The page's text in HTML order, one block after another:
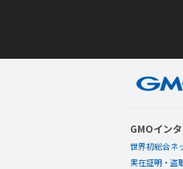
GMOイン
世界初総合ネ
実在証明・盗